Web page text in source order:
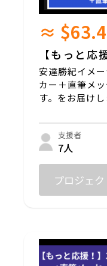
≈
【もっと
安達勝紀イメ
カー＋直筆メ
す。をお届けし
支援者
7人
プロジェ